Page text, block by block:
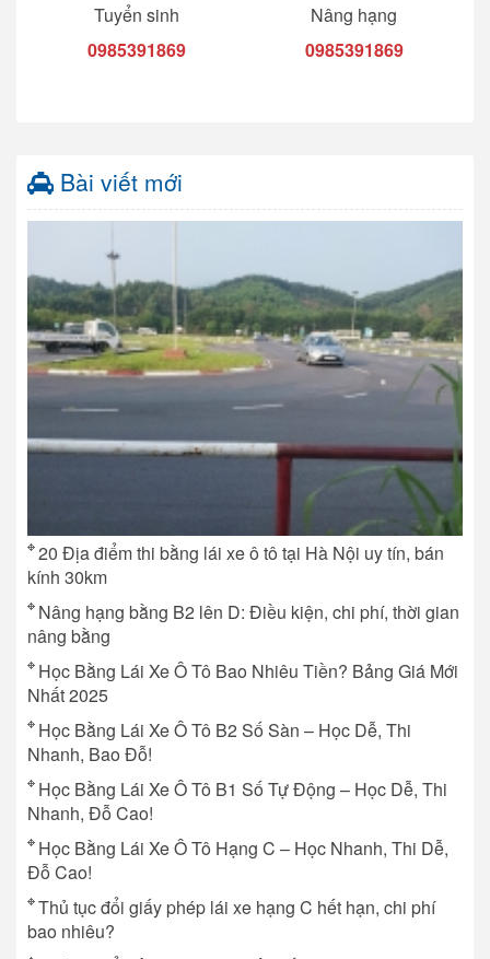
Tuyển sinh
0985391869
Nâng hạng
0985391869
Bài viết mới
20 Địa điểm thi bằng lái xe ô tô tại Hà Nội uy tín, bán
kính 30km
Nâng hạng bằng B2 lên D: Điều kiện, chi phí, thời gian
nâng bằng
Học Bằng Lái Xe Ô Tô Bao Nhiêu Tiền? Bảng Giá Mới
Nhất 2025
Học Bằng Lái Xe Ô Tô B2 Số Sàn – Học Dễ, Thi
Nhanh, Bao Đỗ!
Học Bằng Lái Xe Ô Tô B1 Số Tự Động – Học Dễ, Thi
Nhanh, Đỗ Cao!
Học Bằng Lái Xe Ô Tô Hạng C – Học Nhanh, Thi Dễ,
Đỗ Cao!
Thủ tục đổi giấy phép lái xe hạng C hết hạn, chi phí
bao nhiêu?